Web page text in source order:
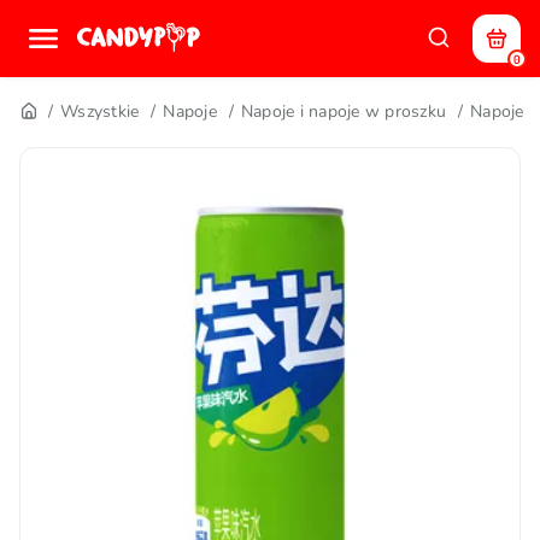
0
Wszystkie Napoje Napoje i napoje w proszku Napoje